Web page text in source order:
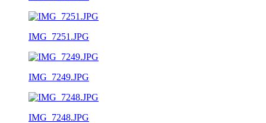
IMG_7251.JPG
IMG_7249.JPG
IMG_7248.JPG